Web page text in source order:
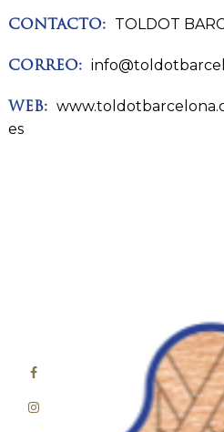
CONTACTO: TOLDOT
CORREO:
WEB:
es